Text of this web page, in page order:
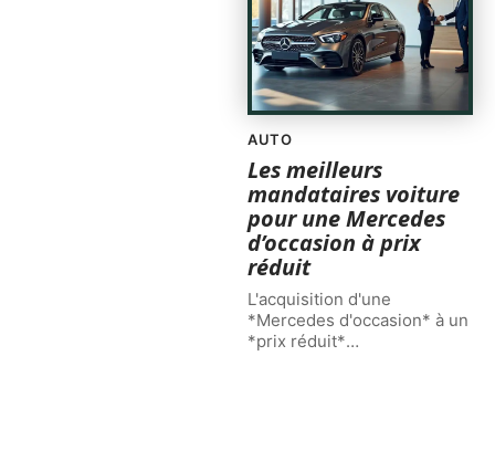
AUTO
Les meilleurs
mandataires voiture
pour une Mercedes
d’occasion à prix
réduit
L'acquisition d'une
*Mercedes d'occasion* à un
*prix réduit*…